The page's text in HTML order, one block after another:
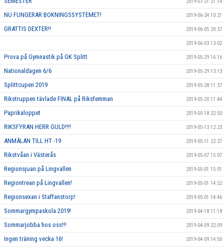
NU FUNGERAR BOKNINGSSYSTEMET! 2019-06-24 10:21
GRATTIS DEXTER!! 2019-06-05 20:37
2019-06-03 13:02
Prova på Gymnastik på GK Splitt 2019-05-29 16:16
Nationaldagen 6/6 2019-05-29 13:13
Splittcupen 2019 2019-05-28 11:37
Rikstruppen tävlade FINAL på Riksfemman 2019-05-20 11:44
Paprikaloppet 2019-05-18 22:50
RIKSFYRAN HERR GULD!!!! 2019-05-13 12:23
ANMÄLAN TILL HT -19 2019-05-11 22:27
Rikstvåan i Västerås 2019-05-07 15:07
Regionsjuan på Lingvallen 2019-05-01 15:01
Regiontrean på Lingvallen! 2019-05-01 14:52
Regionsexan i Staffanstorp! 2019-05-01 14:46
Sommargympaskola 2019! 2019-04-18 11:18
Sommarjobba hos oss!!! 2019-04-09 22:09
Ingen träning vecka 16! 2019-04-09 14:50